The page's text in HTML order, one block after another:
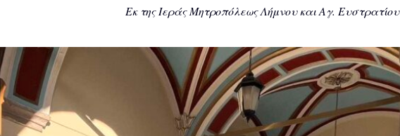
Εκ της Ιεράς Μητροπόλεως Λήμνου και Αγ. Ευστρατίου